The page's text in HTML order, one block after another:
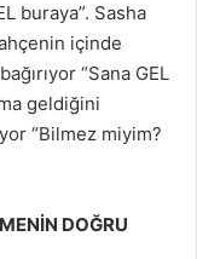
buraya”. Sasha
içinde
“Sana GEL
geldiğini
“Bilmez miyim?
DOĞRU